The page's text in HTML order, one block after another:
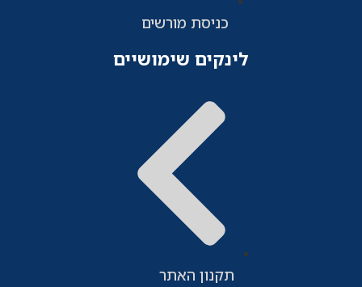
כניסת מורשים
לינקים שימושיים
תקנון האתר